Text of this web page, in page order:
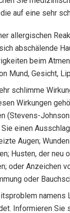
auf eine sehr
allergischen
abschälende
beim
Mund, Gesicht,
schlimme
Wirkungen
(Stevens-
Sie einen
Augen;
Husten, der neu
oder Anzeichen
oder
Informieren Sie